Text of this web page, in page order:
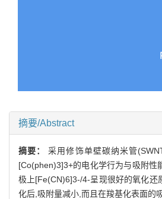
摘要/Abstract
摘要：采用修饰单壁碳纳米管
[Co(phen)3]3+的电化学行为与吸附
极上[Fe(CN)6]3-/4-呈现很好的氧化还
化后,吸附量减小,而且在羧基化表面的